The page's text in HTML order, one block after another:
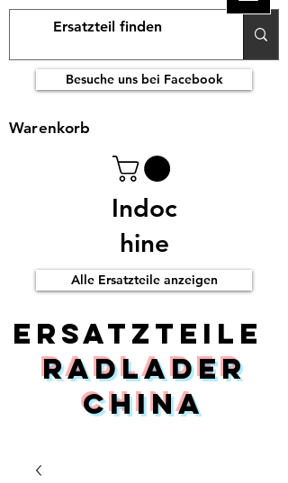
Alle Ersatzteile anzeigen
Indoc
hine
Warenkorb
ERsatzteile
Radlader
China
Besuche uns bei Facebook